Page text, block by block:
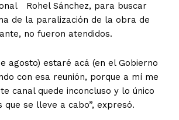
Rohel Sánchez, para buscar
de la paralización de la obra de
no fueron atendidos.
agosto) estaré acá (en el Gobierno
con esa reunión, porque a mí me
canal quede inconcluso y lo único
que se lleve a cabo”, expresó.